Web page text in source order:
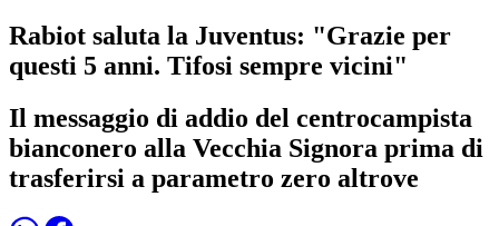
Rabiot saluta la Juventus: "Grazie per
questi 5 anni. Tifosi sempre vicini"
Il messaggio di addio del centrocampista
bianconero alla Vecchia Signora prima di
trasferirsi a parametro zero altrove